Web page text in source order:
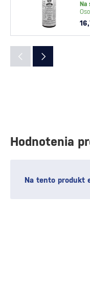
Na
Hodnotenia
Na tento produkt